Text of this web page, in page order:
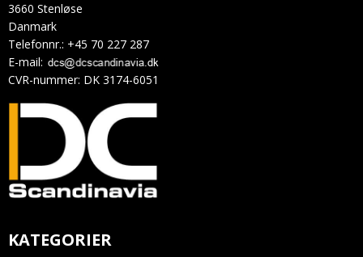
3660 Stenløse
Danmark
Telefonnr.: +45 70 227 287
E-mail:
CVR-nummer: DK 3174-6051
KATEGORIER